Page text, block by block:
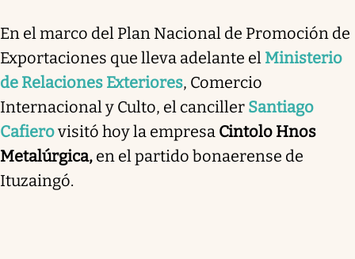
En el marco del Plan Nacional de Promoción de
Exportaciones que lleva adelante el Ministerio
de Relaciones Exteriores, Comercio
Internacional y Culto, el canciller Santiago
Cafierovisitó hoy la empresa Cintolo Hnos
Metalúrgica, en el partido bonaerense de
Ituzaingó.